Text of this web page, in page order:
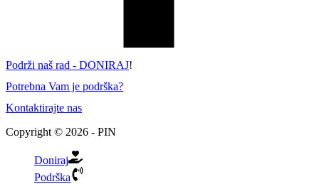
Podrži naš rad - DONIRAJ!
Potrebna Vam je podrška?
Kontaktirajte nas
Copyright © 2026 - PIN
Doniraj
Podrška